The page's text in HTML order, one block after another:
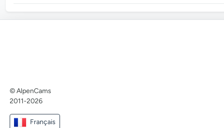
© AlpenCams
2011-2026
Français